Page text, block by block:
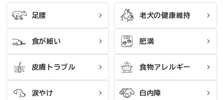
足腰 老犬の健康維持
食が細い 肥満
皮膚トラブル 食物アレルギー
涙やけ 白内障